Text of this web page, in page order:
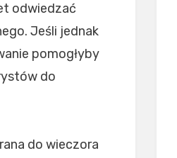
odwiedzać
Jeśli jednak
pomogłyby
do
do wieczora